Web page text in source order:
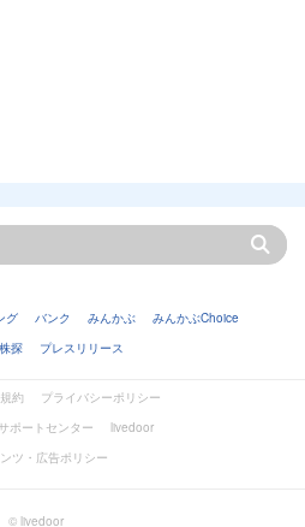
グ バンク みんかぶ
みんかぶChoice
株探 プレスリリース
約
プライバシーポリシー
ポートセンター
livedoor
ツ・広告ポリシー
© livedoor